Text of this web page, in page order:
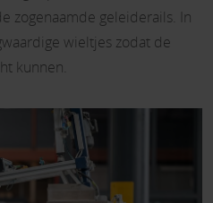
zogenaamde geleiderails. In
wieltjes zodat de
kunnen.